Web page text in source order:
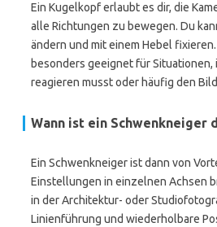
Ein Kugelkopf erlaubt es dir, die
alle Richtungen zu bewegen. Du
ändern und mit einem Hebel
besonders geeignet für Situationen,
reagieren musst oder häufig den
Wann ist ein Schwenkneiger
Ein Schwenkneiger ist dann von
Einstellungen in einzelnen Achsen
in der Architektur- oder
Linienführung und wiederholbare